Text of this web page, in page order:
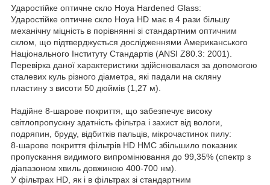
Ударостійке оптичне скло Hoya Hardened Glass:
Ударостійке оптичне скло Hoya HD має в 4 рази більшу
механічну міцність в порівнянні зі стандартним оптичним
склом, що підтверджується дослідженнями Американського
Національного Інституту Стандартів (ANSI Z80.3: 2001).
Перевірка даної характеристики здійснювалася за допомогою
сталевих куль різного діаметра, які падали на скляну
пластину з висоти 50 дюймів (1,27 м).
Надійне 8-шарове покриття, що забезпечує високу
світлопропускну здатність фільтра і захист від вологи,
подряпин, бруду, відбитків пальців, мікрочастинок пилу:
8-шарове покриття фільтрів HD HMC збільшило показник
пропускання видимого випромінювання до 99,35% (спектр з
діапазоном хвиль довжиною 400-700 нм).
У фільтрах HD, як і в фільтрах зі стандартним